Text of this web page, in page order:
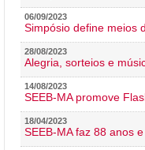
06/09/2023
Simpósio define meios
28/08/2023
Alegria, sorteios e
14/08/2023
SEEB-MA promove
18/04/2023
SEEB-MA faz 88 anos